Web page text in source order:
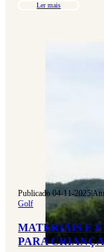
Ler mais
Publicado 04-11-2025|
Golf
MATERIAIS E
PARA